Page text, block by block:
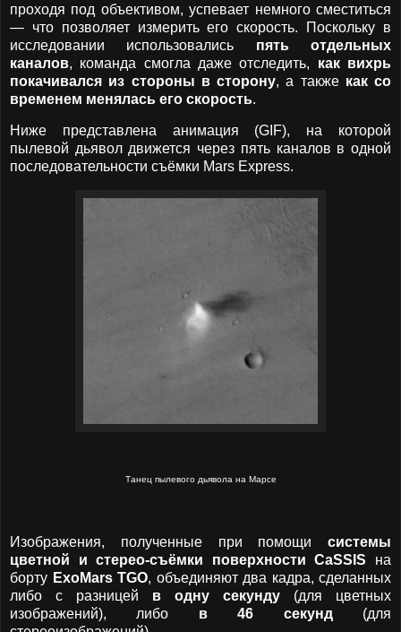
проходя под объективом, успевает немного сместиться
— что позволяет измерить его скорость. Поскольку в
исследовании использовались пять отдельных
каналов, команда смогла даже отследить, как вихрь
покачивался из стороны в сторону, а также как со
временем менялась его скорость.
Ниже представлена анимация (GIF), на которой
пылевой дьявол движется через пять каналов в одной
последовательности съёмки Mars Express.
Танец пылевого дьявола на Марсе
Изображения, полученные при помощи системы
цветной и стерео-съёмки поверхности CaSSIS на
борту ExoMars TGO, объединяют два кадра, сделанных
либо с разницей в одну секунду (для цветных
изображений), либо в 46 секунд(для